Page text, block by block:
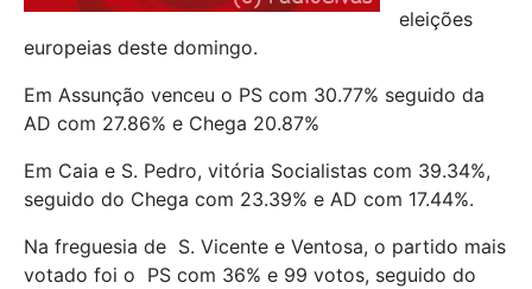
eleições
europeias deste domingo.
Em Assunção venceu o PS com 30.77% seguido da
AD com 27.86% e Chega 20.87%
Em Caia e S. Pedro, vitória Socialistas com 39.34%,
seguido do Chega com 23.39% e AD com 17.44%.
Na freguesia de S. Vicente e Ventosa, o partido mais
votado foi o PS com 36% e 99 votos, seguido do